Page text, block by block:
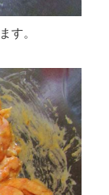
す。